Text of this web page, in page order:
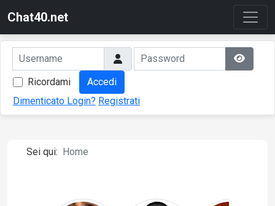
Chat40.net
Ricordami
Accedi
Dimenticato Login? Registrati
Sei qui: Home